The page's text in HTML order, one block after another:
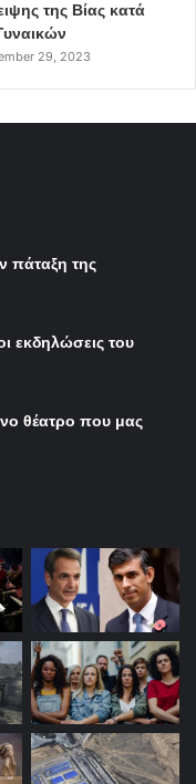
της Βίας κατά
29, 2023
πάταξη της
εκδηλώσεις του
θέατρο που μας